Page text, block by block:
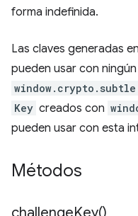
forma indefinida.
Las claves generadas
pueden usar con
window.crypto.subtle
Key creados con
pueden usar con esta
Métodos